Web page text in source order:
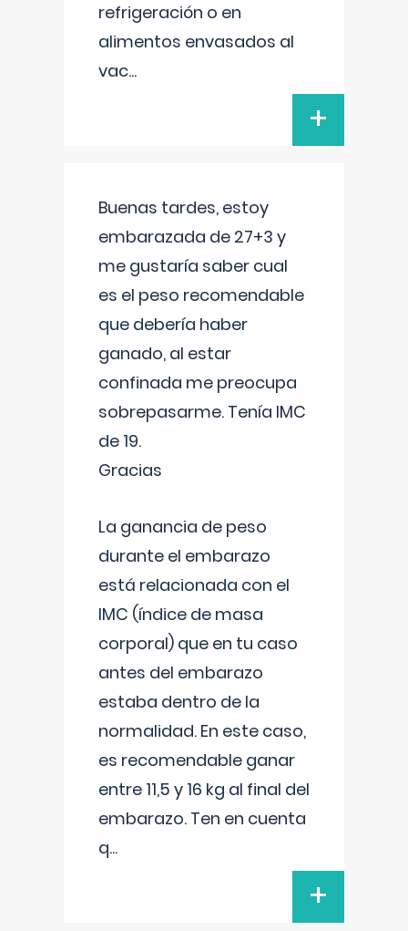
refrigeración o en
alimentos envasados al
vac...
+
Buenas tardes, estoy
embarazada de 27+3 y
me gustaría saber cual
es el peso recomendable
que debería haber
ganado, al estar
confinada me preocupa
sobrepasarme. Tenía IMC
de 19.
Gracias
La ganancia de peso
durante el embarazo
está relacionada con el
IMC (índice de masa
corporal) que en tu caso
antes del embarazo
estaba dentro de la
normalidad. En este caso,
es recomendable ganar
entre 11,5 y 16 kg al final del
embarazo. Ten en cuenta
q...
+